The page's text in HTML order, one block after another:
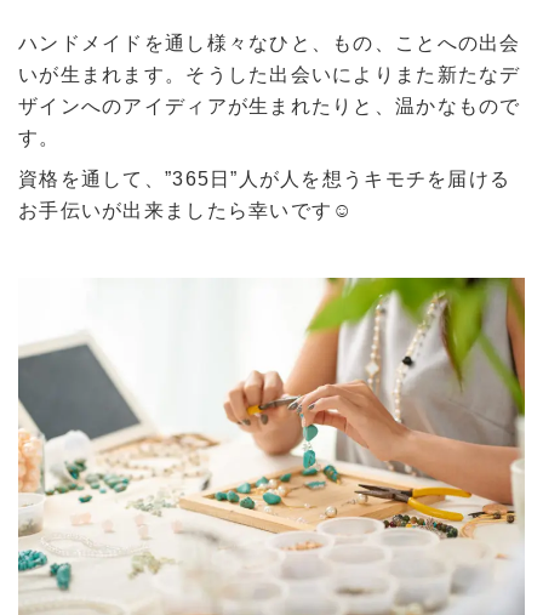
ハンドメイドを通し様々なひと、もの、ことへの出会
いが生まれます。そうした出会いによりまた新たなデ
ザインへのアイディアが生まれたりと、温かなもので
す。
資格を通して、”365日”人が人を想うキモチを届ける
お手伝いが出来ましたら幸いです☺︎